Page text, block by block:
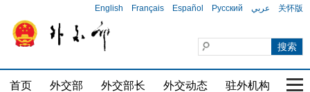
English Français Español Русский عربي 关怀版
首页 外交部 外交部长 外交动态 驻外机构 国